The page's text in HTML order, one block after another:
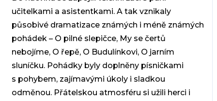
učitelkami a asistentkami. A tak vznikaly
působivé dramatizace známých i méně známých
pohádek – O pilné slepičce, My se čertů
nebojíme, O řepě, O Budulínkovi, O jarním
sluníčku. Pohádky byly doplněny písničkami
s pohybem, zajímavými úkoly i sladkou
odměnou. Přátelskou atmosféru si užili herci i